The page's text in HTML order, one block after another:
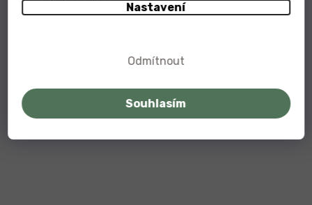
Nastavení
Odmítnout
Souhlasím